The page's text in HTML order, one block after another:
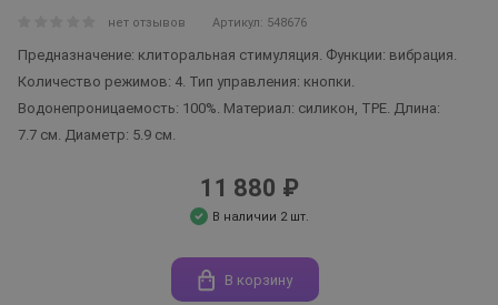
нет отзывов Артикул: 548676
Предназначение: клиторальная стимуляция. Функции: вибрация.
Количество режимов: 4. Тип управления: кнопки.
Водонепроницаемость: 100%. Материал: силикон, TPE. Длина:
7.7 см. Диаметр: 5.9 см.
11 880 ₽
В наличии 2 шт.
В корзину